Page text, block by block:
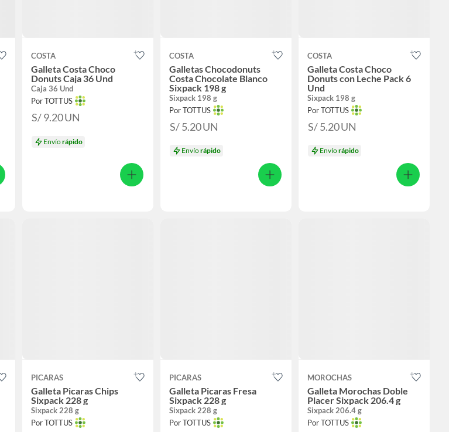
COSTA
Galleta Costa Choco
Donuts Caja 36 Und
Caja 36 Und
Por TOTTUS
S/ 9.20UN
Envíorápido
COSTA
Galletas Chocodonuts
Costa Chocolate Blanco
Sixpack 198 g
Sixpack 198 g
Por TOTTUS
S/ 5.20UN
Envíorápido
COSTA
Galleta Costa Choco
Donuts con Leche Pack 6
Und
Sixpack 198 g
Por TOTTUS
S/ 5.20UN
Envíorápido
PICARAS
Galleta Picaras Chips
Sixpack 228 g
Sixpack 228 g
Por TOTTUS
PICARAS
Galleta Picaras Fresa
Sixpack 228 g
Sixpack 228 g
Por TOTTUS
MOROCHAS
Galleta Morochas Doble
Placer Sixpack 206.4 g
Sixpack 206.4 g
Por TOTTUS